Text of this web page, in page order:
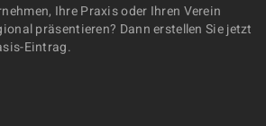
Ihre Praxis oder Ihren Verein
präsentieren? Dann erstellen Sie jetzt
Eintrag.